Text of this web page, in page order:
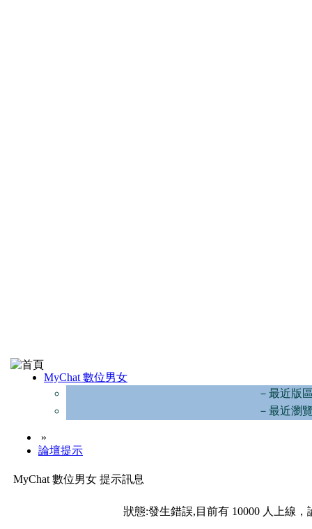
MyChat 數位男女
－最近版
－最近瀏
»
論壇提示
MyChat 數位男女 提示訊息
狀態:發生錯誤,目前有 10000 人上線